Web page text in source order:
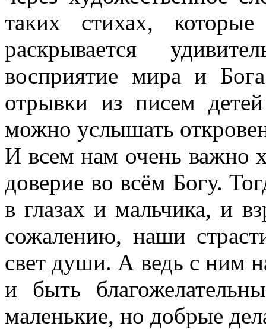
таких стихах,
раскрывается
восприятие мира и
отрывки из писем
можно услышать
И всем нам очень важно
доверие во всём Богу.
в глазах и мальчика, и
сожалению, наши
свет души. А ведь с ним
и быть
маленькие, но добрые